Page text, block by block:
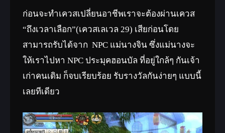
ก่อนจะทำเควสเปลี่ยนอาชีพเราจะต้องผ่านเควส
“ถึงเวลาเลือก”(เควสเลเวล 29) เสียก่อนโดย
สามารถรับได้จาก NPC แม่นางจิน ซึ่งแม่นางจะ
ให้เราไปหา NPC ประมุคฮอนบัล ที่อยู่ใกล้ๆ กันเจ้า
เก่าคนเดิม ก็จบเรียบร้อย รับรางวัลกันง่ายๆ แบบนี้
เลยทีเดียว